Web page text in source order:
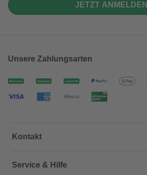
JETZT ANMELDEN
Unsere Zahlungsarten
Kontakt
Dein Kontakt zu uns
Service & Hilfe